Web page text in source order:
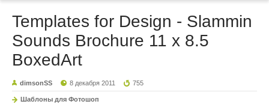
Templates for Design - Slammin
Sounds Brochure 11 x 8.5
BoxedArt
dimsonSS 8 декабря 2011 755
Шаблоны для Фотошоп